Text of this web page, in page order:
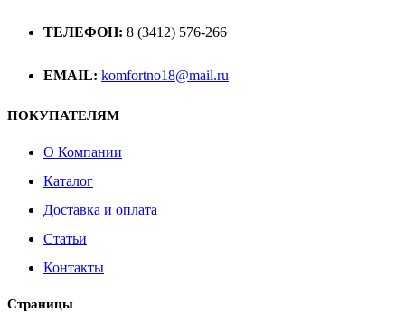
ТЕЛЕФОН: 8 (3412) 576-266
EMAIL: komfortno18@mail.ru
ПОКУПАТЕЛЯМ
О Компании
Каталог
Доставка и оплата
Статьи
Контакты
Страницы